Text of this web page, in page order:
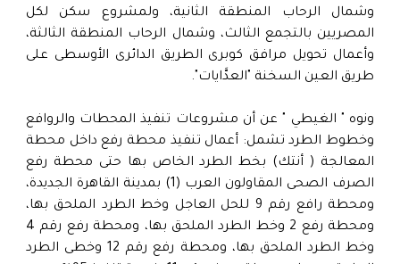
وشمال الرحاب المنطقة الثانية، ولمشروع سكن لكل
المصريين بالتجمع الثالث، وشمال الرحاب المنطقة الثالثة،
وأعمال تحويل مرافق كوبرى الطريق الدائرى الأوسطى على
طريق العين السخنة "العدَّايات".
ونوه " الغيطي " عن أن مشروعات تنفيذ المحطات والروافع
وخطوط الطرد تشمل: أعمال تنفيذ محطة رفع داخل محطة
المعالجة ( أنتك) بخط الطرد الخاص بها حتى محطة رفع
الصرف الصحى المقاولون العرب (1) بمدينة القاهرة الجديدة،
ومحطة رافع رقم 9 للحل العاجل وخط الطرد الملحق بها،
ومحطة رفع 2 وخط الطرد الملحق بها، ومحطة رفع رقم 4
وخط الطرد الملحق بها، ومحطة رفع رقم 12 وخطى الطرد